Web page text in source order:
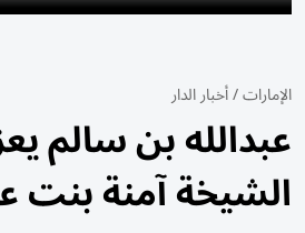
الإمارات/أخبار الدار
عبدالله بن سالم
الشيخة آمنة بنت